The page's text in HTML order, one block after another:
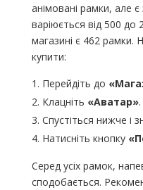
анімовані рамки, але є
варіюється від 500
магазині є 462 рамки.
купити:
Перейдіть до
Клацніть «Аватар».
Спустіться нижче і
Натисніть кнопку
Серед усіх рамок,
сподобається.